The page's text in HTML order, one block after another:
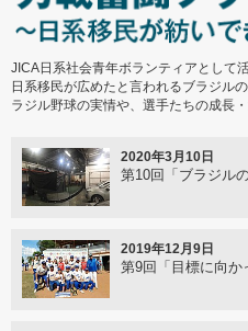
ネパール野球ソフ
2017年11月29日
南アジア交流野球
2017年10月31日
2017年10月10日
JICA日系社会青年ボランティアとして
日系移民が広めたと言われるブラジル
ラジル野球の実情や、選手たちの成長
2020年3月10日
第10回「ブラジル
2019年12月9日
第9回「目標に向か